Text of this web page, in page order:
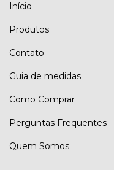
Início
Produtos
Contato
Guia de medidas
Como Comprar
Perguntas Frequentes
Quem Somos